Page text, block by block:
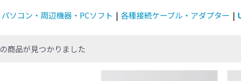
パソコン・周辺機器・PCソフト | 各種接続ケーブル・アダプター |
の商品が見つかりました